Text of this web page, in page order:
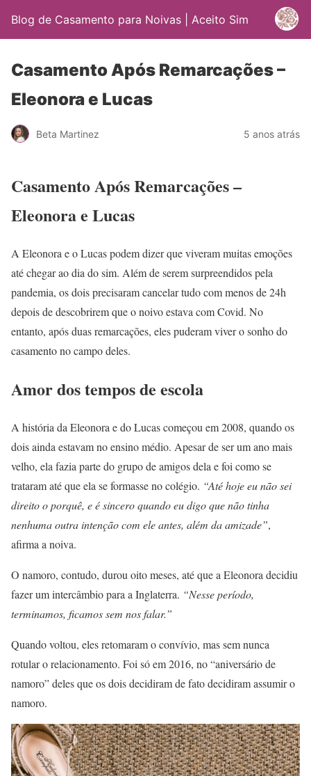
Blog de Casamento para Noivas | Aceito Sim
Casamento Após Remarcações –
Eleonora e Lucas
Beta Martinez 5 anos atrás
Casamento Após Remarcações –
Eleonora e Lucas
A Eleonora e o Lucas podem dizer que viveram muitas emoções
até chegar ao dia do sim. Além de serem surpreendidos pela
pandemia, os dois precisaram cancelar tudo com menos de 24h
depois de descobrirem que o noivo estava com Covid. No
entanto, após duas remarcações, eles puderam viver o sonho do
casamento no campo deles.
Amor dos tempos de escola
A história da Eleonora e do Lucas começou em 2008, quando os
dois ainda estavam no ensino médio. Apesar de ser um ano mais
velho, ela fazia parte do grupo de amigos dela e foi como se
trataram até que ela se formasse no colégio. “Até hoje eu não sei
direito o porquê, e é sincero quando eu digo que não tinha
nenhuma outra intenção com ele antes, além da amizade”,
afirma a noiva.
O namoro, contudo, durou oito meses, até que a Eleonora decidiu
fazer um intercâmbio para a Inglaterra. “Nesse período,
terminamos, ficamos sem nos falar.”
Quando voltou, eles retomaram o convívio, mas sem nunca
rotular o relacionamento. Foi só em 2016, no “aniversário de
namoro” deles que os dois decidiram de fato decidiram assumir o
namoro.